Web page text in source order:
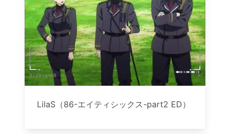
LilaS（86-エイティシックス-part2 ED）